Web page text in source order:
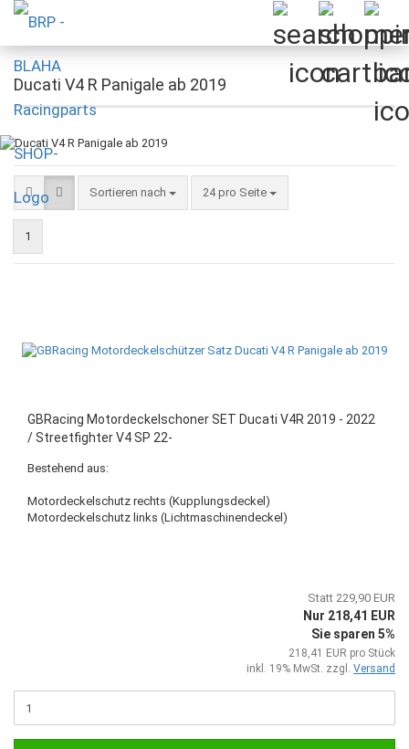
Ducati V4 R Panigale ab 2019
Sortieren nach
Sortieren nach 24 pro Seite
pro Seite
1
GBRacing Motordeckelschoner SET Ducati V4R 2019 - 2022
/ Streetfighter V4 SP 22-
Bestehend aus:
Motordeckelschutz rechts (Kupplungsdeckel)
Motordeckelschutz links (Lichtmaschinendeckel)
Statt 229,90 EUR
Nur 218,41 EUR
Sie sparen 5%
218,41 EUR pro Stück
inkl. 19% MwSt. zzgl. Versand